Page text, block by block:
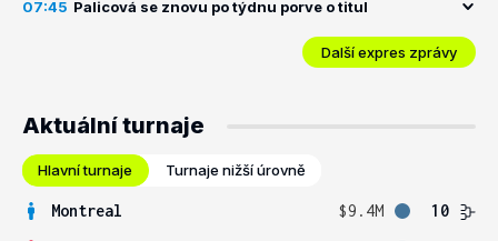
07:45 Palicová se znovu po týdnu porve o titul
Další expres zprávy
Aktuální turnaje
Hlavní turnaje Turnaje nižší úrovně
Montreal $9.4M
10